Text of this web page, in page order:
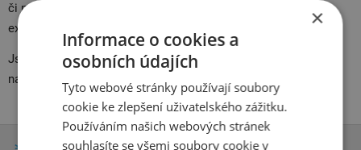
či podle toho, zda jsou aktuálně
expedujeme je do
Jste si jisti, že máte v pořádkulékárničku
nabídku
příslušenství
×
Informace o cookies a
osobních údajích
Tyto webové stránky používají soubory
cookie ke zlepšení uživatelského zážitku.
Používáním našich webových stránek
souhlasíte se všemi soubory cookie v